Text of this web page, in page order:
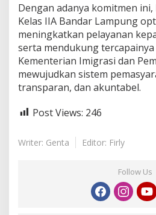
Dengan adanya komitmen
Kelas IIA Bandar Lampung
meningkatkan pelayanan
serta mendukung tercapainya
Kementerian Imigrasi dan
mewujudkan sistem
transparan, dan akuntabel.
Post Views: 246
Writer: Genta Editor: Firly
Follow Us